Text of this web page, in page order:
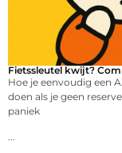
Fietssleutel kwijt?
Hoe je eenvoudig een
doen als je geen
paniek
...